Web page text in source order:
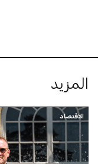
المزيد
الاقتصاد